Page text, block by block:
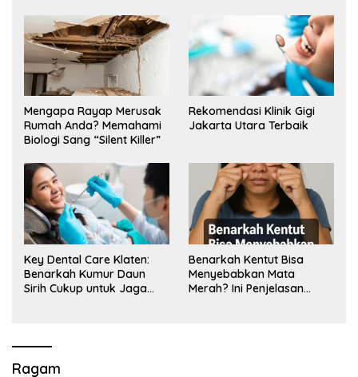
Mengapa Rayap Merusak
Rumah Anda? Memahami
Biologi Sang “Silent Killer”
Rekomendasi Klinik Gigi
Jakarta Utara Terbaik
Key Dental Care Klaten:
Benarkah Kumur Daun
Sirih Cukup untuk Jaga
Benarkah Kentut Bisa
Menyebabkan Mata
Merah? Ini Penjelasan
Ragam